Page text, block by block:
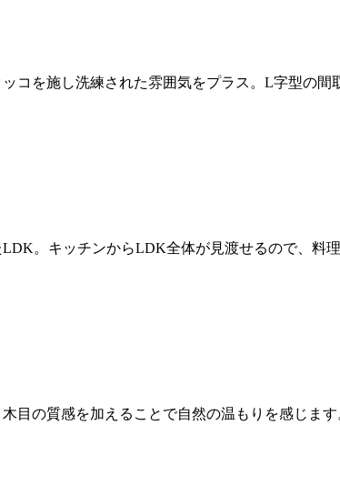
コを施し洗練された雰囲気をプラス。L字型の間
。キッチンからLDK全体が見渡せるので、料
目の質感を加えることで自然の温もりを感じます